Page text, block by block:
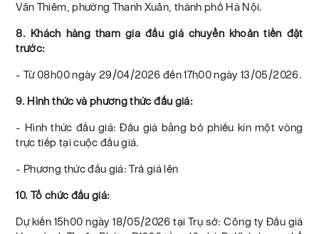
Văn Thiêm, phường Thanh Xuân, thành phố Hà Nội.
8. Khách hàng tham gia đấu giá chuyển khoản tiền đặt
trước:
- Từ 08h00 ngày 29/04/2026 đến 17h00 ngày 13/05/2026.
9. Hình thức và phương thức đấu giá:
- Hình thức đấu giá: Đấu giá bằng bỏ phiếu kín một vòng
trực tiếp tại cuộc đấu giá.
- Phương thức đấu giá: Trả giá lên
10. Tổ chức đấu giá:
Dự kiến 15h00 ngày 18/05/2026 tại Trụ sở: Công ty Đấu giá